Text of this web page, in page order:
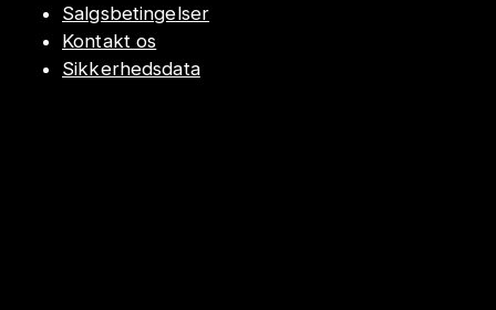
Salgsbetingelser
Kontakt os
Sikkerhedsdata